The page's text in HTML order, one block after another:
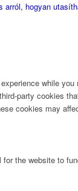
arról, hogyan
while
party cookies
cookies may
the website to